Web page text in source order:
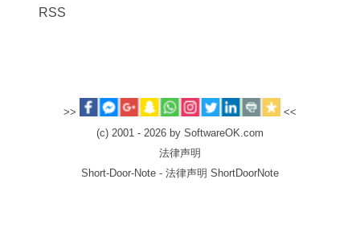
RSS
>>
<<
(c) 2001 - 2026 by SoftwareOK.com
法律声明
Short-Door-Note - 法律声明 ShortDoorNote